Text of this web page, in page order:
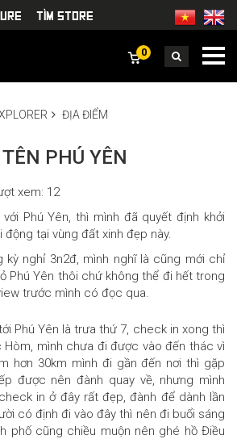
TÌm Store
0
ĐỊA ĐIỂM
PHÚ YÊN
xem: 12
Phú Yên, thì mình đã quyết định khởi
tại vùng đất xinh đẹp này.
kỳ nghỉ 3n2đ, mình nghĩ là cũng mới chỉ
Phú Yên thôi chứ không thể đi hết trong
trước mình có đọc qua.
Phú Yên là trưa thứ 7, check in xong thì
mình chưa đi được vào đến thác vì
hơn 30km mình đi gần đến nơi thì gặp
được nên đành quay về, nhưng mình
in ở đây rất đẹp, đành để dành lần
có định đi vào đây thì nên đi buổi sáng
phố cũng chiều muộn nên ghé hồ Điều